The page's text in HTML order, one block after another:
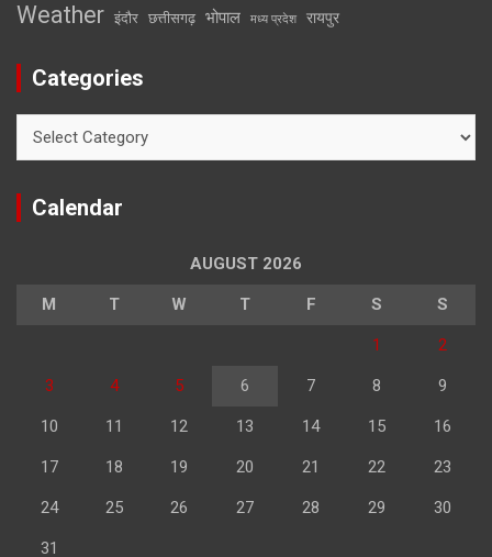
Weather इंदौर छत्तीसगढ़ भोपाल मध्य प्रदेश रायपुर
Categories
Calendar
AUGUST 2026
M T W T F S S
1 2
3 4 5 6 7 8 9
10 11 12 13 14 15 16
17 18 19 20 21 22 23
24 25 26 27 28 29 30
31